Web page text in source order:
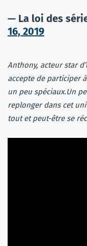
— La loi des
16, 2019
Anthony, acteur star
accepte de participer
un peu spéciaux.Un
replonger dans cet
tout et peut-être se